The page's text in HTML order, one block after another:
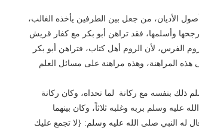
الأديان، من جعل بين الطرفين يأخذه الغالب،
وأسلمها، فقد تراهن أبو بكر مع كفار قريش
الفرس، لأن الروم أهل كتاب، فتراهن أبو بكر
المراهنة، وهذه مراهنة على مسائل العلم
ذلك بنفسه مع ركانة لما تحداه، وكان ركانة
عليه وسلم بربه وغلبه ثلاثاً، وكان بينهما
له النبي صلى الله عليه وسلم: {لا تجمع عليك